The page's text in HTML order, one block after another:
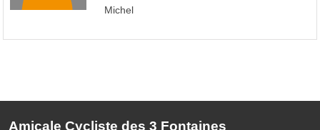
Michel
Amicale Cycliste des 3 Fontaines